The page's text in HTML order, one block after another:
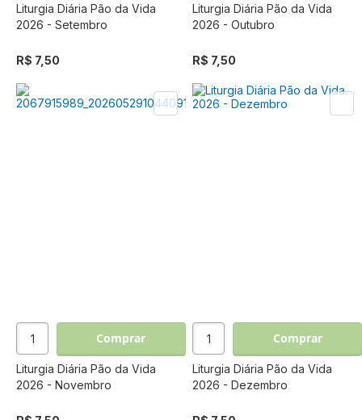
Liturgia Diária Pão da Vida
2026 - Setembro
R$ 7,50
Liturgia Diária Pão da Vida
2026 - Outubro
R$ 7,50
Comprar
Liturgia Diária Pão da Vida
2026 - Novembro
Comprar
Liturgia Diária Pão da Vida
2026 - Dezembro